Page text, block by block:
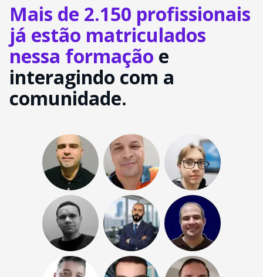
Mais de 2.150 profissionais
já estão matriculados
nessa formação e
interagindo com a
comunidade.